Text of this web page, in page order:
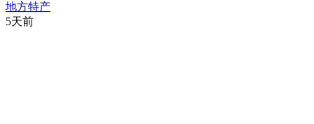
地方特产
5天前